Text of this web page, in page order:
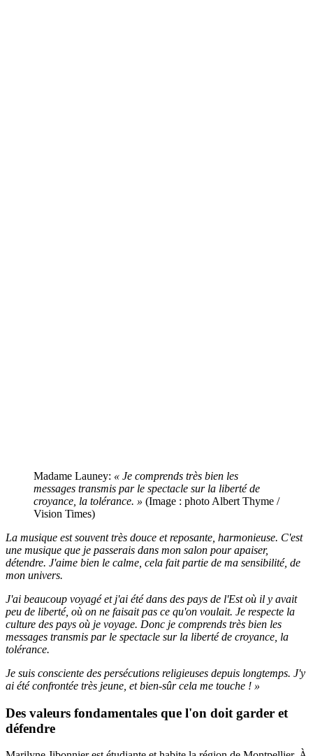
Madame Launey: « Je comprends très bien les
messages transmis par le spectacle sur la liberté de
croyance, la tolérance. » (Image : photo Albert Thyme /
Vision Times)
La musique est souvent très douce et reposante, harmonieuse. C'est
une musique que je passerais dans mon salon pour apaiser,
détendre. J'aime bien le calme, cela fait partie de ma sensibilité, de
mon univers.
J'ai beaucoup voyagé et j'ai été dans des pays de l'Est où il y avait
peu de liberté, où on ne faisait pas ce qu'on voulait. Je respecte la
culture des pays où je voyage. Donc je comprends très bien les
messages transmis par le spectacle sur la liberté de croyance, la
tolérance.
Je suis consciente des persécutions religieuses depuis longtemps. J'y
ai été confrontée très jeune, et bien-sûr cela me touche ! »
Des valeurs fondamentales que l'on doit garder et
défendre